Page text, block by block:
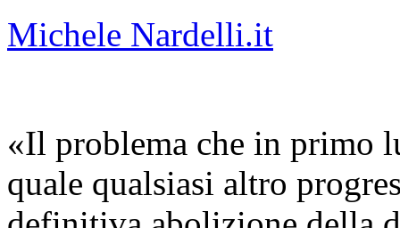
Michele Nardelli.it
«Il problema che in primo
quale qualsiasi altro